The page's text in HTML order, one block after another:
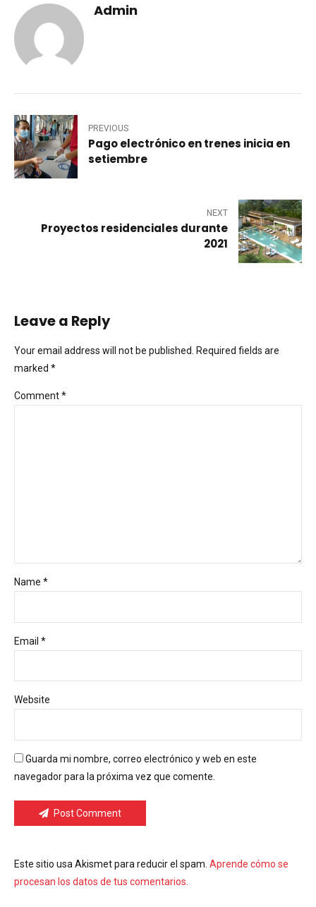
Admin
PREVIOUS
Pago electrónico en trenes inicia en
setiembre
NEXT
Proyectos residenciales durante
2021
Leave a Reply
Your email address will not be published. Required fields are
marked *
Comment*
Name *
Email *
Website
Guarda mi nombre, correo electrónico y web en este
navegador para la próxima vez que comente.
Post Comment
Este sitio usa Akismet para reducir el spam. Aprende cómo se
procesan los datos de tus comentarios.